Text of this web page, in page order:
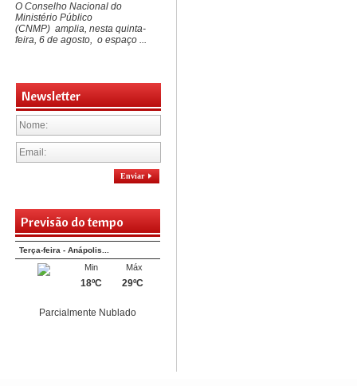
O Conselho Nacional do
Ministério Público
(CNMP) amplia, nesta quinta-
feira, 6 de agosto, o espaço ...
Newsletter
Enviar
Previsão do tempo
Terça-feira - Anápolis...
Máx
29ºC
Min
18ºC
Parcialmente Nublado